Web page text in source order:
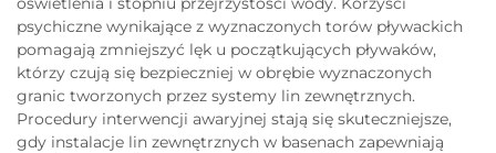
psychiczne wynikające z wyznaczonych torów pływackich
pomagają zmniejszyć lęk u początkujących pływaków,
którzy czują się bezpieczniej w obrębie wyznaczonych
granic tworzonych przez systemy lin zewnętrznych.
Procedury interwencji awaryjnej stają się skuteczniejsze,
gdy instalacje lin zewnętrznych w basenach zapewniają